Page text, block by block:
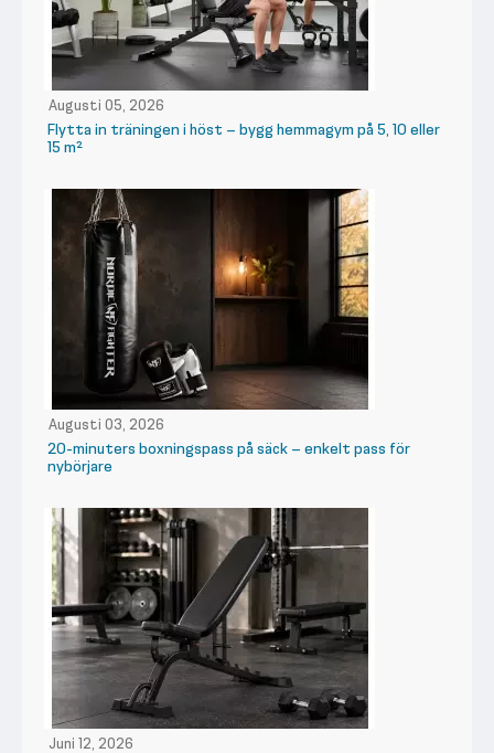
Augusti 05, 2026
Flytta in träningen i höst – bygg hemmagym på 5, 10 eller
15 m²
Augusti 03, 2026
20-minuters boxningspass på säck – enkelt pass för
nybörjare
Juni 12, 2026